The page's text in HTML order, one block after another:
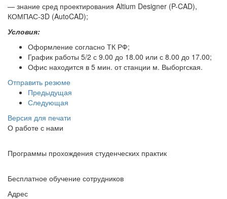
— знание сред проектирования Altium Designer (P-CAD),
КОМПАС-3D (AutoCAD);
Условия:
Оформление согласно ТК РФ;
График работы 5/2 с 9.00 до 18.00 или с 8.00 до 17.00;
Офис находится в 5 мин. от станции м. Выборгская.
Отправить резюме
Предыдущая
Следующая
Версия для печати
О работе с нами
Программы прохождения студенческих практик
Бесплатное обучение сотрудников
Адрес